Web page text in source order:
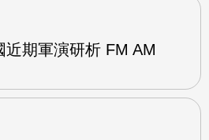
近期軍演研析 FM AM